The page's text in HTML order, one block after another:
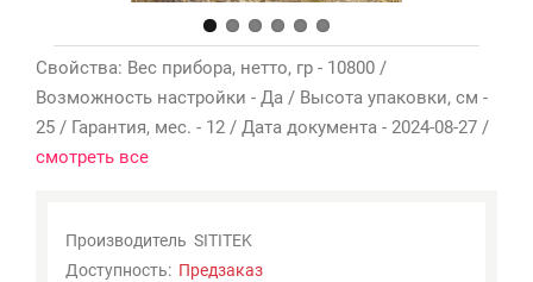
Свойства: Вес прибора, нетто, гр - 10800 /
Возможность настройки - Да / Высота упаковки, см -
25 / Гарантия, мес. - 12 / Дата документа - 2024-08-27 /
смотреть все
Производитель SITITEK
Доступность: Предзаказ